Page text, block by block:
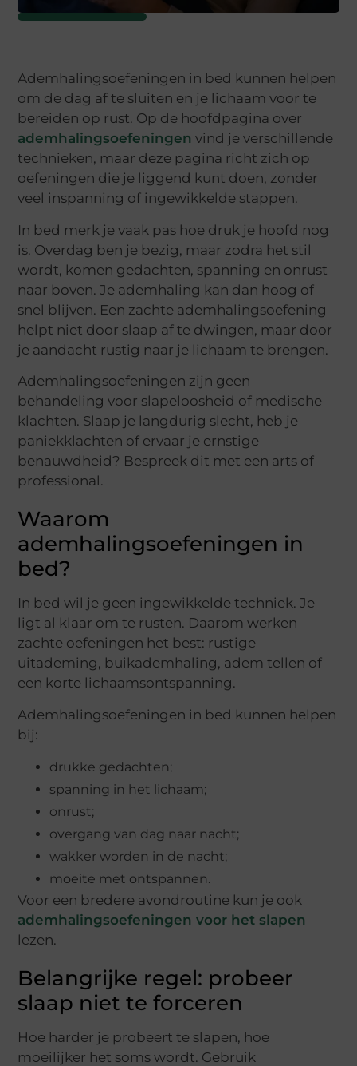
Ademhalingsoefeningen in bed kunnen helpen
om de dag af te sluiten en je lichaam voor te
bereiden op rust. Op de hoofdpagina over
ademhalingsoefeningen vind je verschillende
technieken, maar deze pagina richt zich op
oefeningen die je liggend kunt doen, zonder
veel inspanning of ingewikkelde stappen.
In bed merk je vaak pas hoe druk je hoofd nog
is. Overdag ben je bezig, maar zodra het stil
wordt, komen gedachten, spanning en onrust
naar boven. Je ademhaling kan dan hoog of
snel blijven. Een zachte ademhalingsoefening
helpt niet door slaap af te dwingen, maar door
je aandacht rustig naar je lichaam te brengen.
Ademhalingsoefeningen zijn geen
behandeling voor slapeloosheid of medische
klachten. Slaap je langdurig slecht, heb je
paniekklachten of ervaar je ernstige
benauwdheid? Bespreek dit met een arts of
professional.
Waarom
ademhalingsoefeningen in
bed?
In bed wil je geen ingewikkelde techniek. Je
ligt al klaar om te rusten. Daarom werken
zachte oefeningen het best: rustige
uitademing, buikademhaling, adem tellen of
een korte lichaamsontspanning.
Ademhalingsoefeningen in bed kunnen helpen
bij:
drukke gedachten;
spanning in het lichaam;
onrust;
overgang van dag naar nacht;
wakker worden in de nacht;
moeite met ontspannen.
Voor een bredere avondroutine kun je ook
ademhalingsoefeningen voor het slapen
lezen.
Belangrijke regel: probeer
slaap niet te forceren
Hoe harder je probeert te slapen, hoe
moeilijker het soms wordt. Gebruik